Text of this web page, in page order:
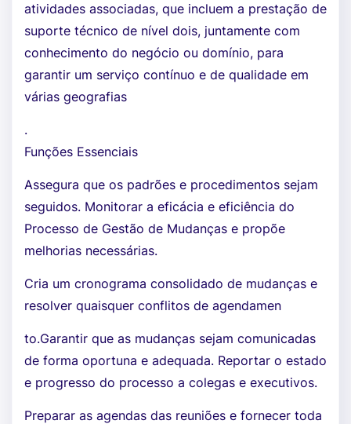
atividades associadas, que incluem a prestação de
suporte técnico de nível dois, juntamente com
conhecimento do negócio ou domínio, para
garantir um serviço contínuo e de qualidade em
várias geografias
.
Funções Essenciais
Assegura que os padrões e procedimentos sejam
seguidos. Monitorar a eficácia e eficiência do
Processo de Gestão de Mudanças e propõe
melhorias necessárias.
Cria um cronograma consolidado de mudanças e
resolver quaisquer conflitos de agendamen
to.Garantir que as mudanças sejam comunicadas
de forma oportuna e adequada. Reportar o estado
e progresso do processo a colegas e executivos.
Preparar as agendas das reuniões e fornecer toda